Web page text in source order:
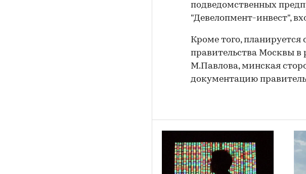
подведомственных
"Девелопмент-инвест",
Кроме того, планируется
правительства Москвы в
М.Павлова, минская
документацию